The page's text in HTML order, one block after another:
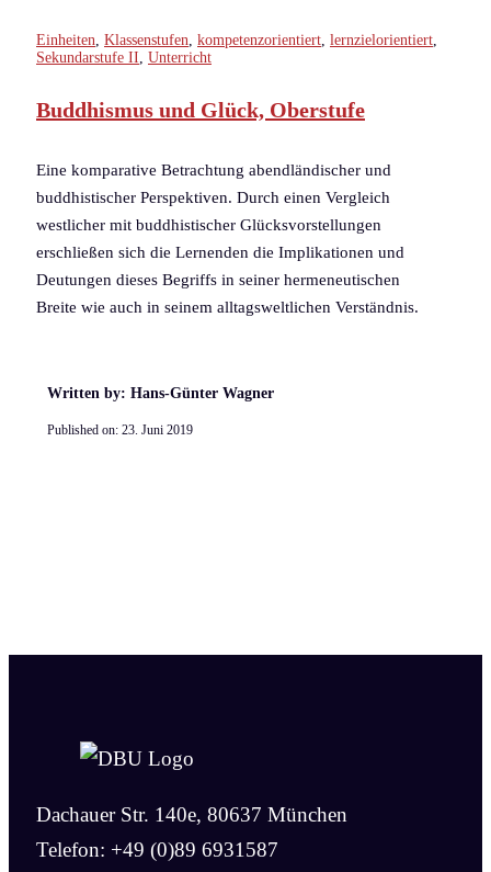
Einheiten, Klassenstufen, kompetenzorientiert, lernzielorientiert,
Sekundarstufe II, Unterricht
Buddhismus und Glück, Oberstufe
Eine komparative Betrachtung abendländischer und
buddhistischer Perspektiven. Durch einen Vergleich
westlicher mit buddhistischer Glücksvorstellungen
erschließen sich die Lernenden die Implikationen und
Deutungen dieses Begriffs in seiner hermeneutischen
Breite wie auch in seinem alltagsweltlichen Verständnis.
Written by: Hans-Günter Wagner
Published on: 23. Juni 2019
Dachauer Str. 140e, 80637 München
Telefon: +49 (0)89 6931587